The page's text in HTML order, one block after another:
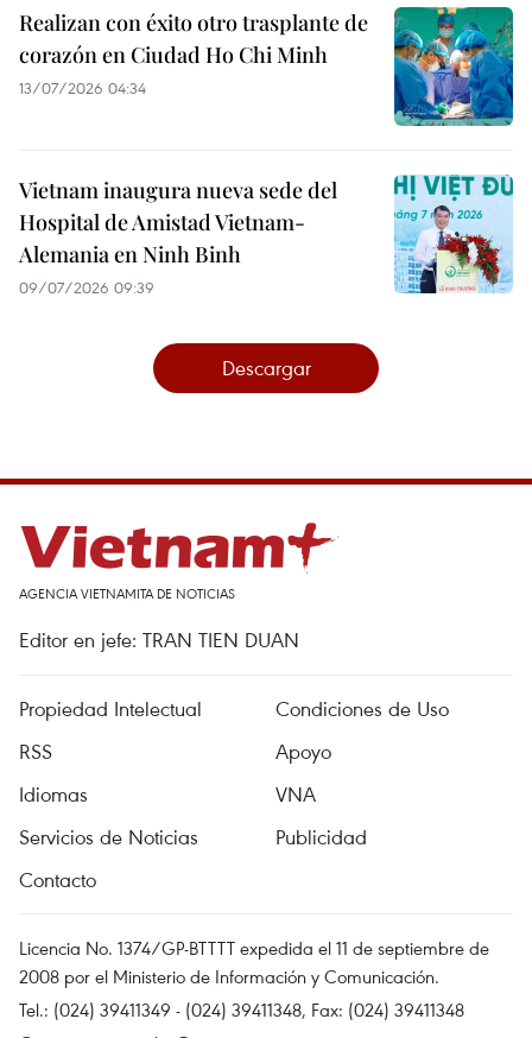
Realizan con éxito otro trasplante de
corazón en Ciudad Ho Chi Minh
13/07/2026 04:34
Vietnam inaugura nueva sede del
Hospital de Amistad Vietnam-
Alemania en Ninh Binh
09/07/2026 09:39
Descargar
AGENCIA VIETNAMITA DE NOTICIAS
Editor en jefe: TRAN TIEN DUAN
Propiedad Intelectual
Condiciones de Uso
RSS
Apoyo
Idiomas
VNA
Servicios de Noticias
Publicidad
Contacto
Licencia No. 1374/GP-BTTTT expedida el 11 de septiembre de
2008 por el Ministerio de Información y Comunicación.
Tel.: (024) 39411349 - (024) 39411348, Fax: (024) 39411348